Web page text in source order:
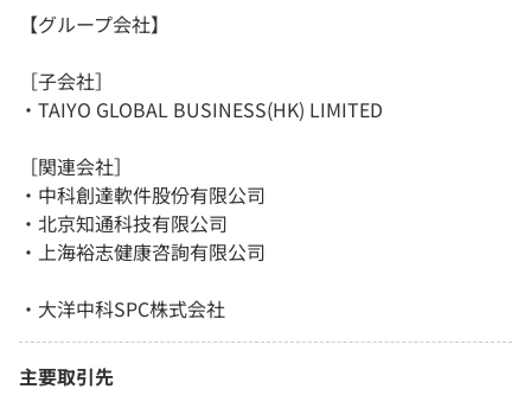
【グループ会社】
［子会社］
・TAIYO GLOBAL BUSINESS(HK) LIMITED
［関連会社］
・中科創達軟件股份有限公司
・北京知通科技有限公司
・上海裕志健康咨詢有限公司
・大洋中科SPC株式会社
主要取引先